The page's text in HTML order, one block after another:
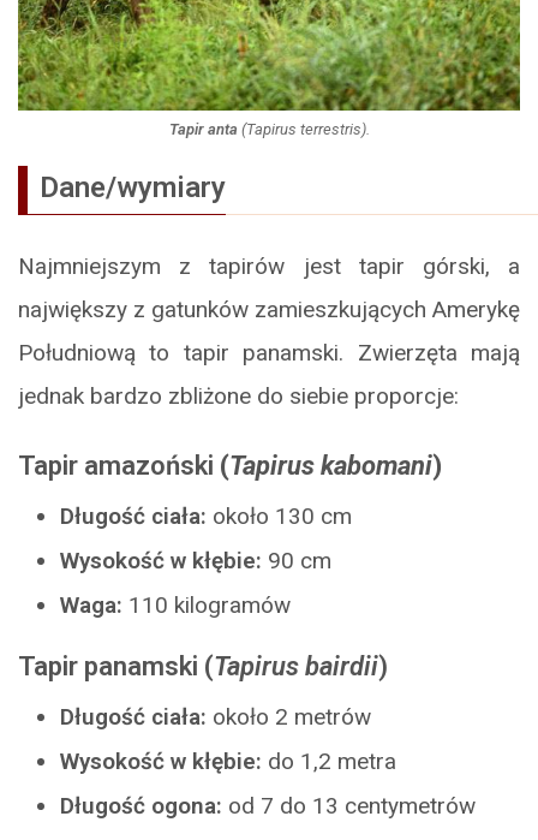
Tapir anta (Tapirus terrestris).
Dane/wymiary
Najmniejszym z tapirów jest tapir górski, a
największy z gatunków zamieszkujących Amerykę
Południową to tapir panamski. Zwierzęta mają
jednak bardzo zbliżone do siebie proporcje:
Tapir amazoński (Tapirus kabomani)
Długość ciała: około 130 cm
Wysokość w kłębie: 90 cm
Waga: 110 kilogramów
Tapir panamski (Tapirus bairdii)
Długość ciała: około 2 metrów
Wysokość w kłębie: do 1,2 metra
Długość ogona: od 7 do 13 centymetrów